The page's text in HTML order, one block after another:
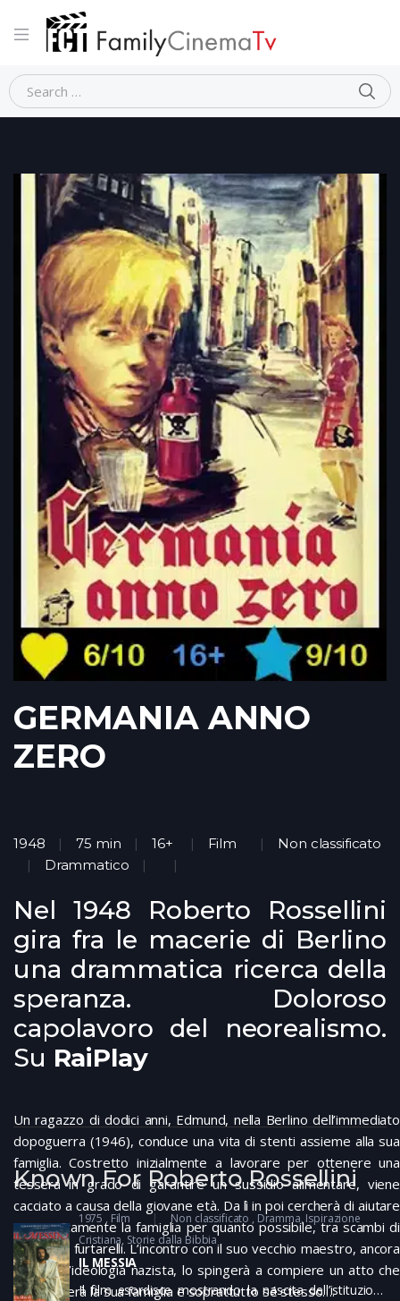
Home Drammatico
GERMANIA ANNO
ZERO
1948 75 min 16+ Film
Non classificato
Drammatico
Nel 1948 Roberto Rossellini
gira fra le macerie di Berlino
una drammatica ricerca della
speranza. Doloroso
capolavoro del neorealismo.
Su RaiPlay
Un ragazzo di dodici anni, Edmund, nella Berlino dell’immediato
dopoguerra (1946), conduce una vita di stenti assieme alla sua
famiglia. Costretto inizialmente a lavorare per ottenere una
tessera in grado di garantire un sussidio alimentare, viene
cacciato a causa della giovane età. Da lì in poi cercherà di aiutare
economicamente la famiglia per quanto possibile, tra scambi di
oggetti e furtarelli. L’incontro con il suo vecchio maestro, ancora
legato all’ideologia nazista, lo spingerà a compiere un atto che
sconvolgerà la sua famiglia e soprattutto sé stesso….
Known For Roberto Rossellini
1975 Film Non classificato Dramma Ispirazione
Cristiana Storie dalla Bibbia
IL MESSIA
Il film esordisce mostrando la nascita dell’istituzione